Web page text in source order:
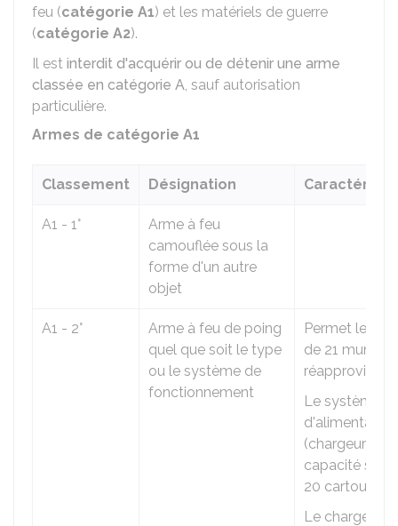
feu (catégorie A1) et les matériels de guerre
(catégorie A2).
Il est interdit d'acquérir ou de détenir une arme
classée en catégorie A, sauf autorisation
particulière.
Armes de catégorie A1
Classement Désignation
A1 - 1°
Arme à feu
camouflée sous la
forme d'un autre
objet
A1 - 2°
Arme à feu de poing
quel que soit le type
ou le système de
fonctionnement
Permet le tir
de 21
Le système
d'alimentation
(chargeur) a
capacité
20
Le chargeur